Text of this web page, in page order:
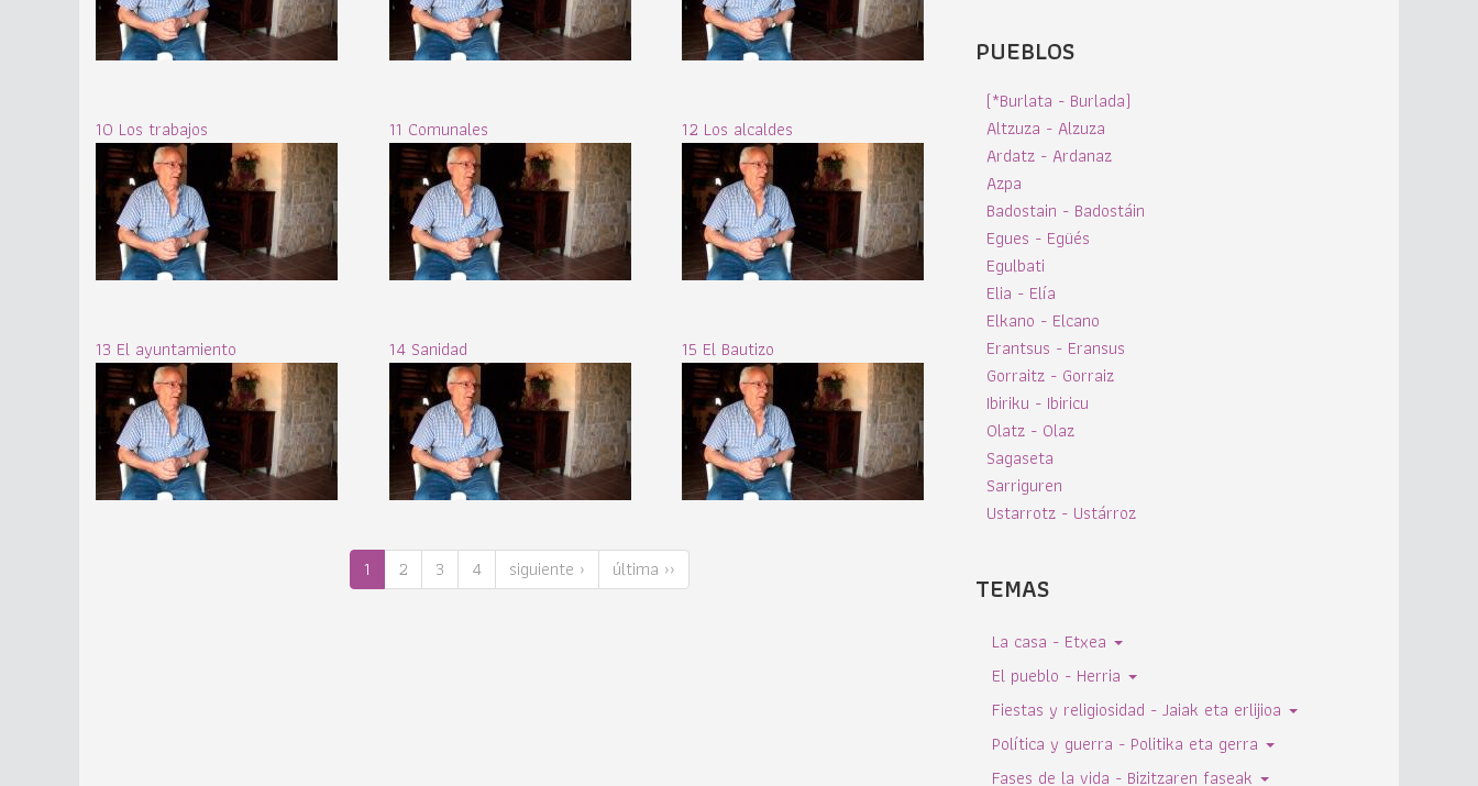
10 Los trabajos 11 Comunales 12 Los alcaldes
13 El ayuntamiento 14 Sanidad 15 El Bautizo
1 2 3 4 siguiente › última ››
PUEBLOS
(*Burlata - Burlada)
Altzuza - Alzuza
Ardatz - Ardanaz
Azpa
Badostain - Badostáin
Egues - Egüés
Egulbati
Elia - Elía
Elkano - Elcano
Erantsus - Eransus
Gorraitz - Gorraiz
Ibiriku - Ibiricu
Olatz - Olaz
Sagaseta
Sarriguren
Ustarrotz - Ustárroz
TEMAS
La casa - Etxea
El pueblo - Herria
Fiestas y religiosidad - Jaiak eta erlijioa
Política y guerra - Politika eta gerra
Fases de la vida - Bizitzaren faseak